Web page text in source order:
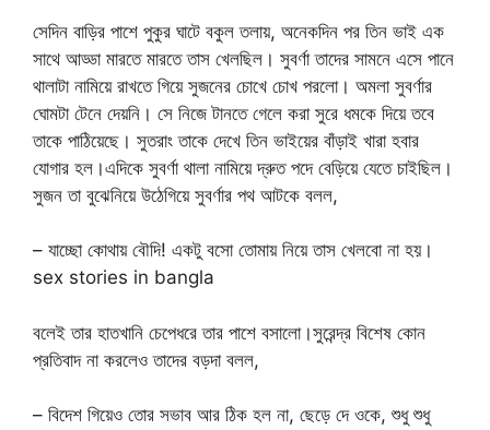
সেদিন বাড়ির পাশে পুকুর ঘাটে বকুল তলায়, অনেকদিন পর তিন ভাই এক
সাথে আড্ডা মারতে মারতে তাস খেলছিল। সুবর্ণা তাদের সামনে এসে পানে
থালাটা নামিয়ে রাখতে গিয়ে সুজনের চোখে চোখ পরলো। অমলা সুবর্ণার
ঘোমটা টেনে দেয়নি। সে নিজে টানতে গেলে করা সুরে ধমকে দিয়ে তবে
তাকে পাঠিয়েছে। সুতরাং তাকে দেখে তিন ভাইয়ের বাঁড়াই খারা হবার
যোগার হল।এদিকে সুবর্ণা থালা নামিয়ে দ্রুত পদে বেড়িয়ে যেতে চাইছিল।
সুজন তা বুঝেনিয়ে উঠেগিয়ে সুবর্ণার পথ আটকে বলল,
– যাচ্ছো কোথায় বৌদি! একটু বসো তোমায় নিয়ে তাস খেলবো না হয়।
sex stories in bangla
বলেই তার হাতখানি চেপেধরে তার পাশে বসালো।সুরেন্দ্র বিশেষ কোন
প্রতিবাদ না করলেও তাদের বড়দা বলল,
– বিদেশ গিয়েও তোর সভাব আর ঠিক হল না, ছেড়ে দে ওকে, শুধু শুধু